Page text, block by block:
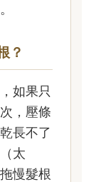
？
如果只
，壓條
長不了
太
慢髮根